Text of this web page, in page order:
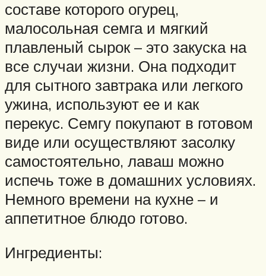
составе которого огурец,
малосольная семга и мягкий
плавленый сырок – это закуска на
все случаи жизни. Она подходит
для сытного завтрака или легкого
ужина, используют ее и как
перекус. Семгу покупают в готовом
виде или осуществляют засолку
самостоятельно, лаваш можно
испечь тоже в домашних условиях.
Немного времени на кухне – и
аппетитное блюдо готово.
Ингредиенты: